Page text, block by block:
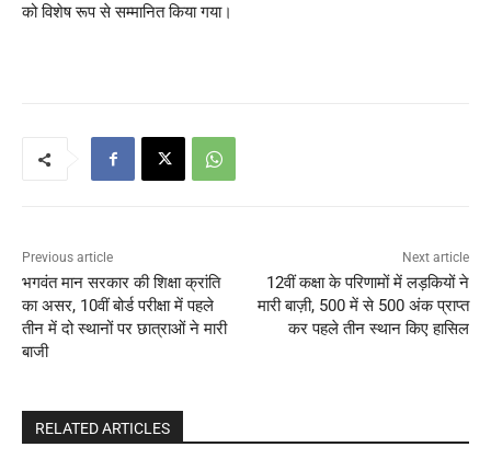
को विशेष रूप से सम्मानित किया गया।
Previous article
भगवंत मान सरकार की शिक्षा क्रांति
का असर, 10वीं बोर्ड परीक्षा में पहले
तीन में दो स्थानों पर छात्राओं ने मारी
बाजी
Next article
12वीं कक्षा के परिणामों में लड़कियों ने
मारी बाज़ी, 500 में से 500 अंक प्राप्त
कर पहले तीन स्थान किए हासिल
RELATED ARTICLES